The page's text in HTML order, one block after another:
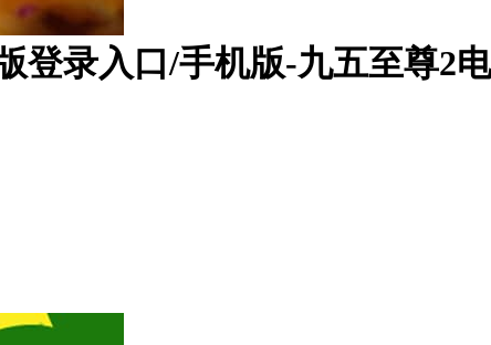
登录入口/手机版-九五至尊2